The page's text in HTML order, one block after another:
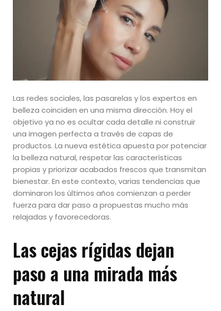
Las redes sociales, las pasarelas y los expertos en
belleza coinciden en una misma dirección. Hoy el
objetivo ya no es ocultar cada detalle ni construir
una imagen perfecta a través de capas de
productos. La nueva estética apuesta por potenciar
la belleza natural, respetar las características
propias y priorizar acabados frescos que transmitan
bienestar. En este contexto, varias tendencias que
dominaron los últimos años comienzan a perder
fuerza para dar paso a propuestas mucho más
relajadas y favorecedoras.
Las cejas rígidas dejan
paso a una mirada más
natural